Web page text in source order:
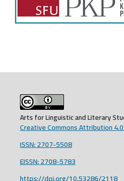
Arts for Linguistic and Literary
Creative Commons Attribution
ISSN: 2707-5508
EISSN: 2708-5783